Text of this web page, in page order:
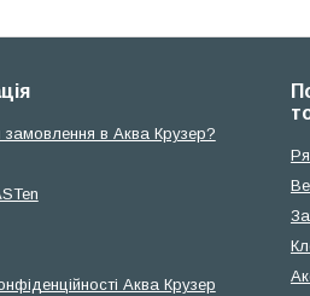
замовлення в Аква Крузер?
Аква Крузер